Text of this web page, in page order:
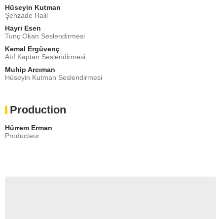
Hüseyin Kutman
Şehzade Halil
Hayri Esen
Tunç Okan Seslendirmesi
Kemal Ergüvenç
Atıf Kaptan Seslendirmesi
Muhip Arcıman
Hüseyin Kutman Seslendirmesi
Production
Hürrem Erman
Producteur